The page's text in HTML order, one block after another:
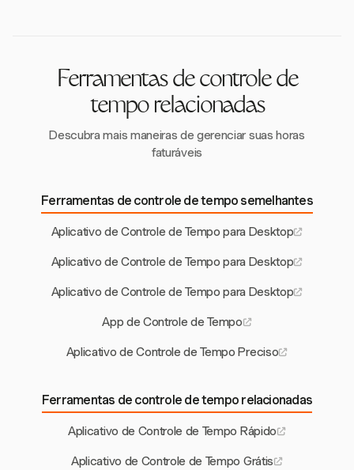
compartilhamento de dados.
Ferramentas de controle de
tempo relacionadas
Descubra mais maneiras de gerenciar suas horas
faturáveis
Ferramentas de controle de tempo semelhantes
Aplicativo de Controle de Tempo para Desktop
Aplicativo de Controle de Tempo para Desktop
Aplicativo de Controle de Tempo para Desktop
App de Controle de Tempo
Aplicativo de Controle de Tempo Preciso
Ferramentas de controle de tempo relacionadas
Aplicativo de Controle de Tempo Rápido
Aplicativo de Controle de Tempo Grátis